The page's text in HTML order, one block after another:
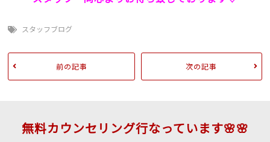
スタッフブログ
前の記事 次の記事
無料カウンセリング行なっています🌸🌸